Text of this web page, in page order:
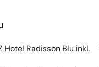
geladen
Hotel Radisson Blu inkl.